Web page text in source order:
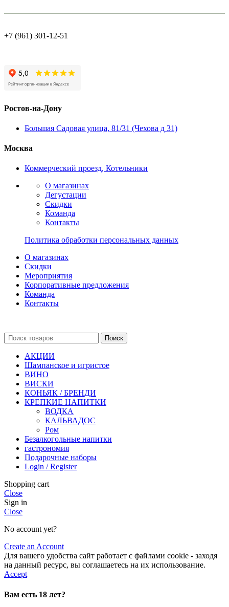
+7 (961) 301-12-51
Ростов-на-Дону
Большая Садовая улица, 81/31 (Чехова д 31)
Москва
Коммерческий проезд, Котельники
О магазинах
Дегустации
Скидки
Команда
Контакты
Политика обработки персональных данных
О магазинах
Скидки
Мероприятия
Корпоративные предложения
Команда
Контакты
Поиск
АКЦИИ
Шампанское и игристое
ВИНО
ВИСКИ
КОНЬЯК / БРЕНДИ
КРЕПКИЕ НАПИТКИ
ВОДКА
КАЛЬВАДОС
Ром
Безалкогольные напитки
гастрономия
Подарочные наборы
Login / Register
Shopping cart
Close
Sign in
Close
No account yet?
Create an Account
Для вашего удобства сайт работает с файлами cookie - заходя
на данный ресурс, вы соглашаетесь на их использование.
Accept
Вам есть 18 лет?